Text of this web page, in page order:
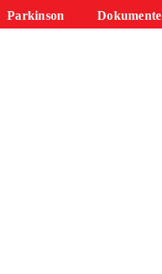
Parkinson Dokumente